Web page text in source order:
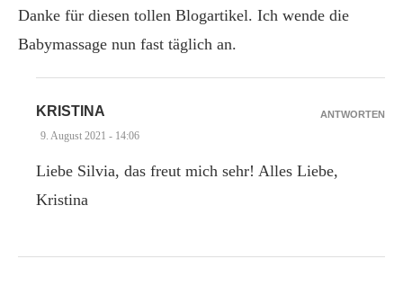
Danke für diesen tollen Blogartikel. Ich wende die
Babymassage nun fast täglich an.
KRISTINA
9. August 2021 - 14:06
Liebe Silvia, das freut mich sehr! Alles Liebe,
Kristina
ANTWORTEN